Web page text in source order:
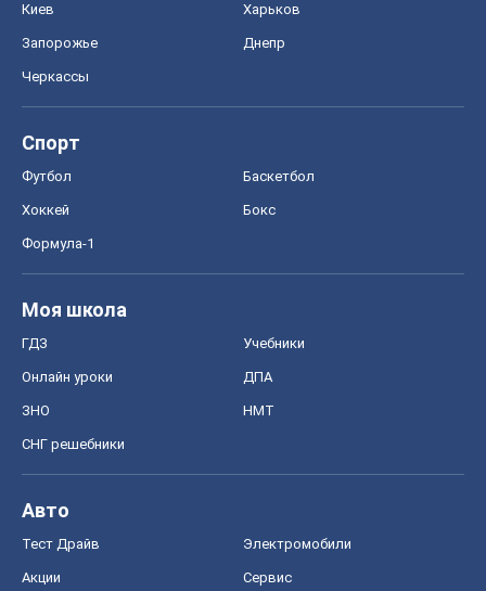
Киев Харьков
Запорожье Днепр
Черкассы
Спорт
Футбол Баскетбол
Хоккей Бокс
Формула-1
Моя школа
ГДЗ Учебники
Онлайн уроки ДПА
ЗНО НМТ
СНГ решебники
Авто
Тест Драйв Электромобили
Акции Сервис